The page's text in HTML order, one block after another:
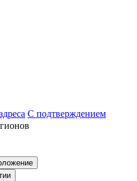
С подтверждением